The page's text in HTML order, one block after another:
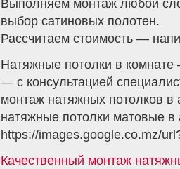
Выполняем монтаж любой
выбор сатиновых полотен.
Рассчитаем стоимость —
Натяжные потолки в
— с консультацией
монтаж натяжных потолков в
натяжные потолки матовые в
https://images.google.co.mz/
Качественный монтаж